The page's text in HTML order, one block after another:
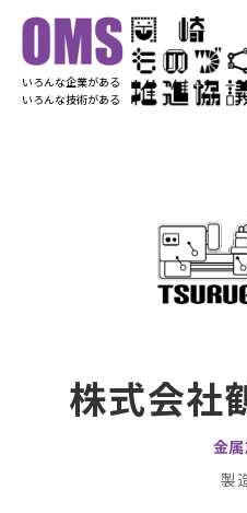
いろんな企業がある
いろんな技術がある
株式会社
金
製